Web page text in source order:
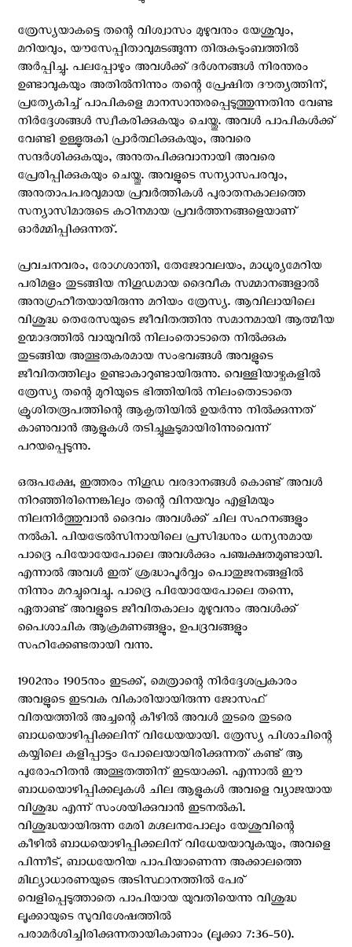
ത്രേസ്യയാകട്ടെ തന്റെ വിശ്വാസം മുഴുവനും യേശുവും,
മറിയവും, യൗസേപ്പിതാവുമടങ്ങുന്ന തിരുകുടുംബത്തില്‍
അര്‍പ്പിച്ചു. പലപ്പോഴും അവള്‍ക്ക് ദര്‍ശനങ്ങള്‍ നിരന്തരം
ഉണ്ടാവുകയും അതില്‍നിന്നും തന്റെ പ്രേഷിത ദൗത്യത്തിന്,
പ്രത്യേകിച്ച് പാപികളെ മാനസാന്തരപ്പെടുത്തുന്നതിനു വേണ്ട
നിര്‍ദ്ദേശങ്ങള്‍ സ്വീകരിക്കുകയും ചെയ്തു. അവള്‍ പാപികള്‍ക്ക്
വേണ്ടി ഉള്ളുരുകി പ്രാര്‍ത്ഥിക്കുകയും, അവരെ
സന്ദര്‍ശിക്കുകയും, അനുതപിക്കുവാനായി അവരെ
പ്രേരിപ്പിക്കുകയും ചെയ്തു. അവളുടെ സന്യാസപരവും,
അനുതാപപരവുമായ പ്രവര്‍ത്തികള്‍ പുരാതനകാലത്തെ
സന്യാസിമാരുടെ കഠിനമായ പ്രവര്‍ത്തനങ്ങളെയാണ്
ഓര്‍മ്മിപ്പിക്കുന്നത്.
പ്രവചനവരം, രോഗശാന്തി, തേജോവലയം, മാധുര്യമേറിയ
പരിമളം തുടങ്ങിയ നിഗൂഡമായ ദൈവീക സമ്മാനങ്ങളാല്‍
അനുഗ്രഹീതയായിരുന്നു മറിയം ത്രേസ്യ. ആവിലായിലെ
വിശുദ്ധ തെരേസയുടെ ജീവിതത്തിനു സമാനമായി ആത്മീയ
ഉന്മാദത്തില്‍ വായുവില്‍ നിലംതൊടാതെ നില്‍ക്കുക
തുടങ്ങിയ അത്ഭുതകരമായ സംഭവങ്ങള്‍ അവളുടെ
ജീവിതത്തിലും ഉണ്ടാകാറുണ്ടായിരുന്നു. വെള്ളിയാഴ്ചകളില്‍
ത്രേസ്യ തന്റെ മുറിയുടെ ഭിത്തിയില്‍ നിലംതൊടാതെ
ക്രൂശിതരൂപത്തിന്റെ ആകൃതിയില്‍ ഉയര്‍ന്നു നില്‍ക്കുന്നത്‌
കാണുവാന്‍ ആളുകള്‍ തടിച്ചുകൂടുമായിരിന്നുവെന്ന്
പറയപ്പെടുന്നു.
ഒരുപക്ഷേ, ഇത്തരം നിഗൂഡ വരദാനങ്ങള്‍ കൊണ്ട് അവള്‍
നിറഞ്ഞിരിന്നെങ്കിലും തന്റെ വിനയവും എളിമയും
നിലനിര്‍ത്തുവാന്‍ ദൈവം അവള്‍ക്ക്‌ ചില സഹനങ്ങളും
നല്‍കി. പിയട്രേല്‍സിനായിലെ പ്രസിദ്ധനും ധന്യനുമായ
പാദ്രെ പിയോയേപോലെ അവള്‍ക്കും പഞ്ചക്ഷതമുണ്ടായി.
എന്നാല്‍ അവള്‍ ഇത് ശ്രദ്ധാപൂര്‍വ്വം പൊതുജനങ്ങളില്‍
നിന്നും മറച്ചുവെച്ചു. പാദ്രെ പിയോയേപോലെ തന്നെ,
ഏതാണ്ട് അവളുടെ ജീവിതകാലം മുഴുവനും അവള്‍ക്ക്‌
പൈശാചിക ആക്രമണങ്ങളും, ഉപദ്രവങ്ങളും
സഹിക്കേണ്ടതായി വന്നു.
1902നും 1905നും ഇടക്ക്‌, മെത്രാന്റെ നിര്‍ദ്ദേശപ്രകാരം
അവളുടെ ഇടവക വികാരിയായിരുന്ന ജോസഫ്
വിതയത്തില്‍ അച്ചന്റെ കീഴില്‍ അവള്‍ തുടരെ തുടരെ
ബാധയൊഴിപ്പിക്കലിന് വിധേയയായി. ത്രേസ്യ പിശാചിന്റെ
കയ്യിലെ കളിപ്പാട്ടം പോലെയായിരിക്കുന്നത് കണ്ട് ആ
പുരോഹിതന്‍ അത്ഭുതത്തിന് ഇടയാക്കി. എന്നാല്‍ ഈ
ബാധയൊഴിപ്പിക്കലുകള്‍ ചില ആളുകള്‍ അവളെ വ്യാജയായ
വിശുദ്ധ എന്ന് സംശയിക്കുവാന്‍ ഇടനല്‍കി.
വിശുദ്ധയായിരുന്ന മേരി മഗ്ദലനപോലും യേശുവിന്റെ
കീഴില്‍ ബാധയൊഴിപ്പിക്കലിന് വിധേയയാവുകയും, അവളെ
പിന്നീട്, ബാധയേറിയ പാപിയാണെന്ന അക്കാലത്തെ
മിഥ്യാധാരണയുടെ അടിസ്ഥാനത്തില്‍ പേര്
വെളിപ്പെടുത്താതെ പാപിയായ യുവതിയെന്നു വിശുദ്ധ
ലൂക്കായുടെ സുവിശേഷത്തില്‍
പരാമര്‍ശിച്ചിരിക്കുന്നതായികാണാം (ലൂക്കാ 7:36-50).